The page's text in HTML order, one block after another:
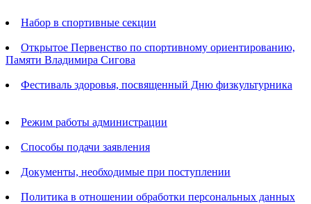
Набор в спортивные секции
Открытое Первенство по спортивному ориентированию,
Памяти Владимира Сигова
Фестиваль здоровья, посвященный Дню физкультурника
Режим работы администрации
Способы подачи заявления
Документы, необходимые при поступлении
Политика в отношении обработки персональных данных